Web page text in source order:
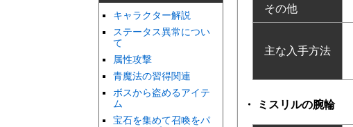
キャラクター解説
ステータス異常につい
て
属性攻撃
青魔法の習得関連
ボスから盗めるアイテ
ム
宝石を集めて召喚をパ
その他
主な入手方法
ミスリルの腕輪